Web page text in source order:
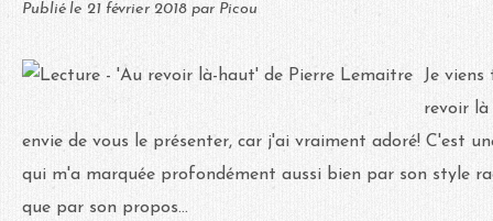
Publié le 21 février 2018 par Picou
Je
revoir
envie de vous le présenter, car j'ai vraiment adoré! C'est
qui m'a marquée profondément aussi bien par son style
que par son propos...